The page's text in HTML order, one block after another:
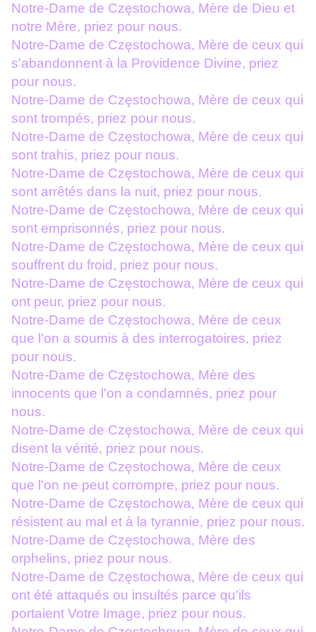
Notre-Dame de Częstochowa, Mère de Dieu et
notre Mère, priez pour nous.
Notre-Dame de Częstochowa, Mère de ceux qui
s'abandonnent à la Providence Divine, priez
pour nous.
Notre-Dame de Częstochowa, Mère de ceux qui
sont trompés, priez pour nous.
Notre-Dame de Częstochowa, Mère de ceux qui
sont trahis, priez pour nous.
Notre-Dame de Częstochowa, Mère de ceux qui
sont arrêtés dans la nuit, priez pour nous.
Notre-Dame de Częstochowa, Mère de ceux qui
sont emprisonnés, priez pour nous.
Notre-Dame de Częstochowa, Mère de ceux qui
souffrent du froid, priez pour nous.
Notre-Dame de Częstochowa, Mère de ceux qui
ont peur, priez pour nous.
Notre-Dame de Częstochowa, Mère de ceux
que l'on a soumis à des interrogatoires, priez
pour nous.
Notre-Dame de Częstochowa, Mère des
innocents que l'on a condamnés, priez pour
nous.
Notre-Dame de Częstochowa, Mère de ceux qui
disent la vérité, priez pour nous.
Notre-Dame de Częstochowa, Mère de ceux
que l'on ne peut corrompre, priez pour nous.
Notre-Dame de Częstochowa, Mère de ceux qui
résistent au mal et à la tyrannie, priez pour nous.
Notre-Dame de Częstochowa, Mère des
orphelins, priez pour nous.
Notre-Dame de Częstochowa, Mère de ceux qui
ont été attaqués ou insultés parce qu'ils
portaient Votre Image, priez pour nous.